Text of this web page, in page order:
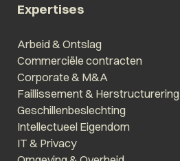
Expertises
Arbeid & Ontslag
Commerciële contracten
Corporate & M&A
Faillissement & Herstructurering
Geschillenbeslechting
Intellectueel Eigendom
IT & Privacy